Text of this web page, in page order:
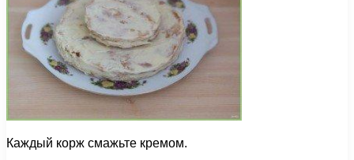
Каждый корж смажьте кремом.